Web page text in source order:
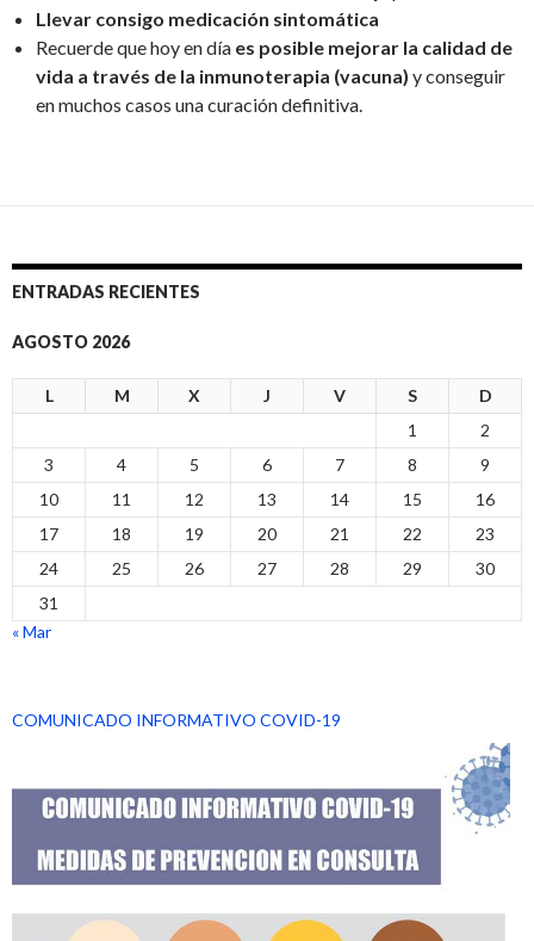
Llevar consigo medicación sintomática
Recuerde que hoy en día es posible mejorar la calidad de
vida a través de la inmunoterapia (vacuna) y conseguir
en muchos casos una curación definitiva.
ENTRADAS RECIENTES
AGOSTO 2026
L M X J V S
D
1
2
3
4 5 6 7 8
9
10
11 12 13 14 15
16
17
18 19 20 21 22
23
24
25 26 27 28 29
30
31
« Mar
COMUNICADO INFORMATIVO COVID-19